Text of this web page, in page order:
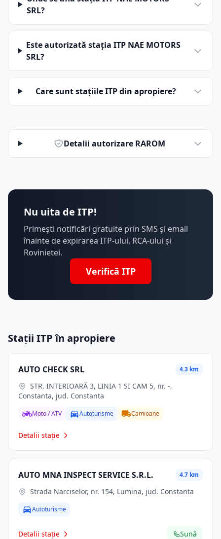
SRL?
Este autorizată stația ITP NAE MOTORS
SRL?
Care sunt stațiile ITP din apropiere?
Detalii autorizare RAROM
Nu uita de ITP!
Primești notificări gratuite prin SMS și email
înainte de expirarea ITP-ului, RCA-ului și
Rovinietei.
Verifică ITP
Stații ITP în apropiere
AUTO CHECK SRL 4.3 km
Constanta, jud. Constanta
Moto / ATV Autoturisme Camioane
Detalii stație
AUTO MNA INSPECT SERVICE S.R.L. 4.7 km
Strada Narciselor, nr. 154, Lumina, jud. Constanta
Autoturisme
Detalii stație Sună